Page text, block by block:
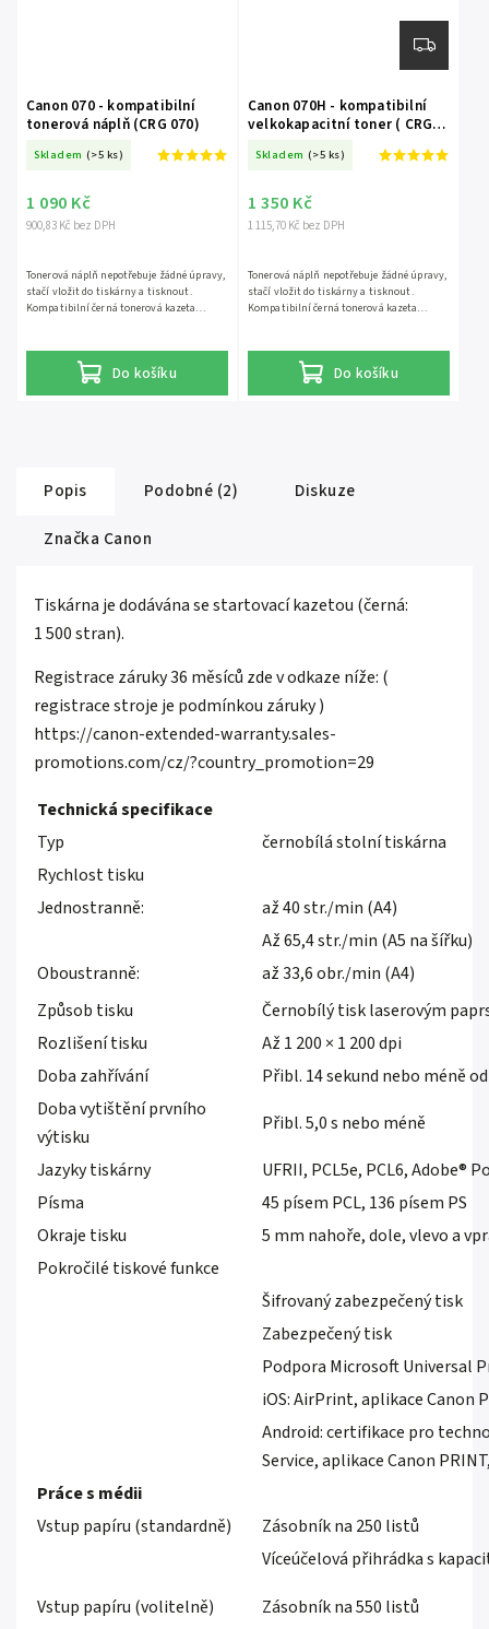
Canon 070 - kompatibilní
tonerová náplň (CRG 070)
Skladem (>5 ks)
900,83 Kč bez DPH
1 090 Kč
Do košíku
Tonerová náplň nepotřebuje žádné úpravy,
stačí vložit do tiskárny a tisknout.
Kompatibilní černá tonerová kazeta
MF463dw Canon i-SENSYS MF465dw Canon
i-SENSYS LBP243dw Canon i-SENSYS
Canon 070H - kompatibilní
velkokapacitní toner ( CRG
Skladem (>5 ks)
1 115,70 Kč bez DPH
1 350 Kč
Do košíku
Tonerová náplň nepotřebuje žádné úpravy,
stačí vložit do tiskárny a tisknout.
Kompatibilní černá tonerová kazeta
MF463dw Canon i-SENSYS MF465dw Canon
i-SENSYS LBP243dw Canon i-SENSYS
Popis Podobné (2)
Diskuze
Značka Canon
Tiskárna je dodávána se startovací kazetou (černá:
1 500 stran).
Registrace záruky 36 měsíců zde v odkaze níže: (
registrace stroje je podmínkou záruky )
https://canon-extended-warranty.sales-
promotions.com/cz/?country_promotion=29
Technická specifikace
Typ
černobílá stolní tiskárna
Rychlost tisku
Jednostranně:
až 40 str./min (A4)
Až 65,4 str./min (A5 na šířku)
Oboustranně:
až 33,6 obr./min (A4)
Způsob tisku
Černobílý tisk laserovým
Rozlišení tisku
Až 1 200 × 1 200 dpi
Doba zahřívání
Přibl. 14 sekund nebo méně
Doba vytištění prvního
výtisku
Přibl. 5,0 s nebo méně
Jazyky tiskárny
UFRII, PCL5e, PCL6, Adobe®
Písma
45 písem PCL, 136 písem PS
Okraje tisku
5 mm nahoře, dole, vlevo a
Pokročilé tiskové funkce
Šifrovaný zabezpečený tisk
Zabezpečený tisk
Podpora Microsoft Universal
iOS: AirPrint, aplikace Canon
Android: certifikace pro
Service, aplikace Canon
Práce s médii
Vstup papíru (standardně)
Zásobník na 250 listů
Víceúčelová přihrádka s
Vstup papíru (volitelně)
Zásobník na 550 listů